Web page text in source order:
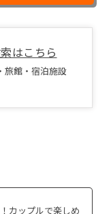
はこちら
旅館・宿泊施設
カップルで楽しめ